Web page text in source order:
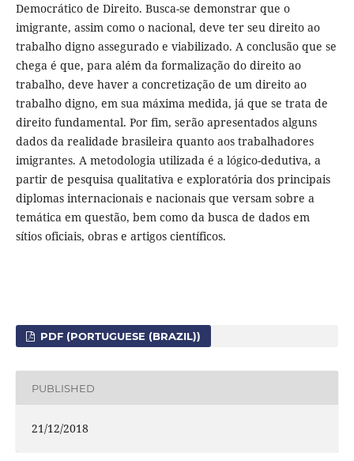
Democrático de Direito. Busca-se demonstrar que o
imigrante, assim como o nacional, deve ter seu direito ao
trabalho digno assegurado e viabilizado. A conclusão que se
chega é que, para além da formalização do direito ao
trabalho, deve haver a concretização de um direito ao
trabalho digno, em sua máxima medida, já que se trata de
direito fundamental. Por fim, serão apresentados alguns
dados da realidade brasileira quanto aos trabalhadores
imigrantes. A metodologia utilizada é a lógico-dedutiva, a
partir de pesquisa qualitativa e exploratória dos principais
diplomas internacionais e nacionais que versam sobre a
temática em questão, bem como da busca de dados em
sítios oficiais, obras e artigos científicos.
PDF (PORTUGUESE (BRAZIL))
PUBLISHED
21/12/2018